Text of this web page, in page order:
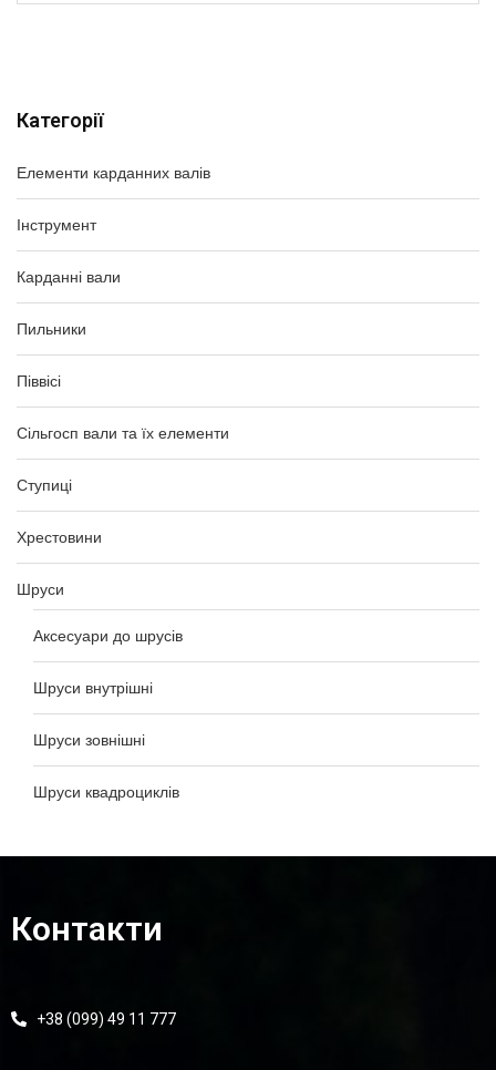
Категорії
Елементи карданних валів
Інструмент
Карданні вали
Пильники
Піввісі
Сільгосп вали та їх елементи
Ступиці
Хрестовини
Шруси
Аксесуари до шрусів
Шруси внутрішні
Шруси зовнішні
Шруси квадроциклів
Контакти
+38 (099) 49 11 777